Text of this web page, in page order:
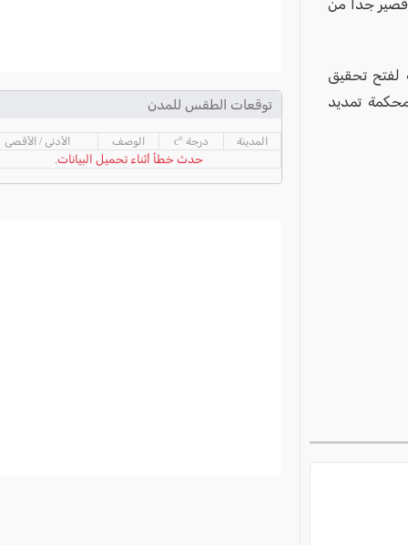
قصير جداً من
لفتح تحقيق
تمديد
توقعات الطقس للمدن
المدينة درجة °c الوصف الأدنى / الأقصى
حدث خطأ أثناء تحميل البيانات.